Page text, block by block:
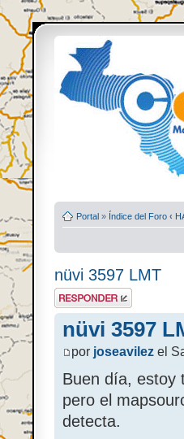
Portal » Índice del Foro ‹
nüvi 3597 LMT
Escribir comentario
nüvi 3597
por joseavilez el
Buen día, estoy
pero el
detecta.